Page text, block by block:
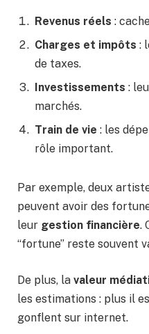
Revenus réels :
Charges et impôts :
de taxes.
Investissements :
marchés.
Train de vie : les
rôle important.
Par exemple, deux
peuvent avoir des
leur gestion financière.
“fortune” reste souvent
De plus, la valeur
les estimations : plus il
gonflent sur internet.